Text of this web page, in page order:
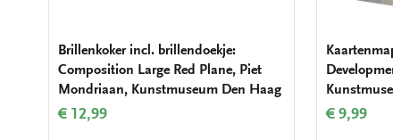
Brillenkoker incl. brillendoekje:
Composition Large Red Plane, Piet
Mondriaan, Kunstmuseum Den Haag
€ 12,99 € 9,99